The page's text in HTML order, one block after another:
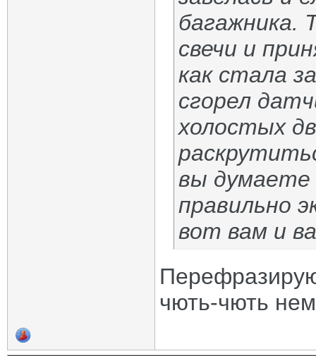
багажника.
свечи и
как стала
сгорел
холостых
вы думаете
правильно
вот вам и
чють-чють